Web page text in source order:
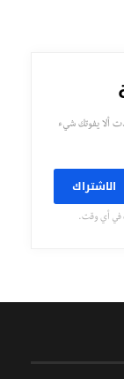
ألا يفوتك شيء
الاشتراك
في أي وقت.